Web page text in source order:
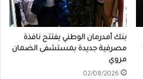
بنك أمدرمان الوطني يفتتح نافذة
مصرفية جديدة بمستشفى الضمان
مروي
02/08/2026